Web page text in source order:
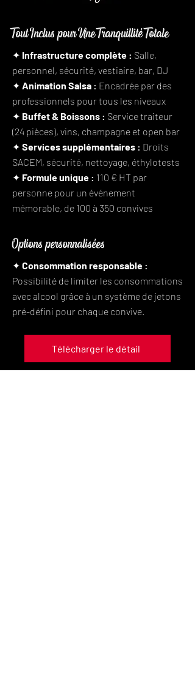
Tout Inclus pour Une Tranquillité Totale
✦ Infrastructure complète : Salle,
personnel, sécurité, vestiaire, bar, DJ
✦ Animation Salsa : Encadrée par des
professionnels pour tous les niveaux
✦ Buffet & Boissons : Service traiteur
(24 pièces), vins, champagne et open bar
✦ Services supplémentaires : Droits
SACEM, sécurité, nettoyage, éthylotests
✦ Formule unique : 110 € HT par
personne pour un événement
mémorable, de 100 à 350 convives
Options personnalisées
✦ Consommation responsable :
Possibilité de limiter les consommations
avec alcool grâce à un système de jetons
pré-défini pour chaque convive.
Télécharger le détail